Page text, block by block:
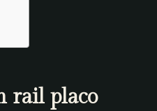
rail placo